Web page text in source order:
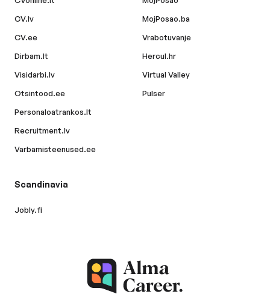
CV.lv
CV.ee
Dirbam.lt
Visidarbi.lv
Otsintood.ee
Personaloatrankos.lt
Recruitment.lv
Varbamisteenused.ee
MojPosao.ba
Vrabotuvanje
Hercul.hr
Virtual Valley
Pulser
Scandinavia
Jobly.fi